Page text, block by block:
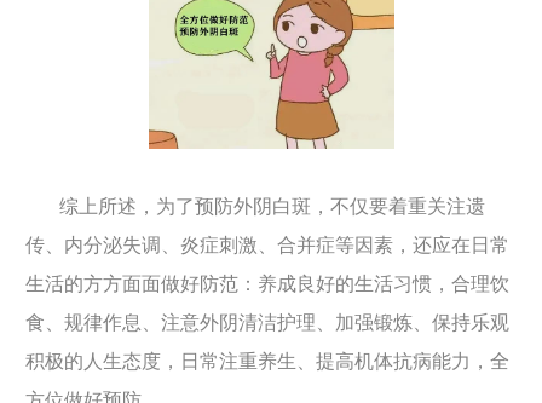
综上所述，为了预防外阴白斑，不仅要着重关注遗
传、内分泌失调、炎症刺激、合并症等因素，还应在日常
生活的方方面面做好防范：养成良好的生活习惯，合理饮
食、规律作息、注意外阴清洁护理、加强锻炼、保持乐观
积极的人生态度，日常注重养生、提高机体抗病能力，全